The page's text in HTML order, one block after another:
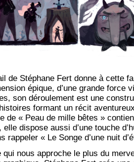
de Stéphane Fert donne à cette
épique, d’une grande force
son déroulement est une
formant un récit
de « Peau de mille bêtes »
elle dispose aussi d’une touche
rappeler « Le Songe d’une nuit
qui nous approche le plus du